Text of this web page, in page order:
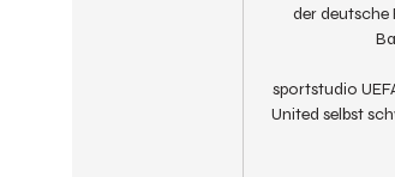
der deutsche
sportstudio
United selbst